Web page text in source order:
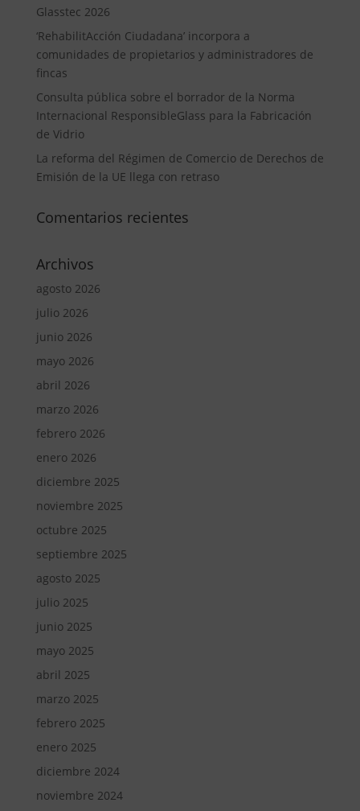
Glasstec 2026
‘RehabilitAcción Ciudadana’ incorpora a
comunidades de propietarios y administradores de
fincas
Consulta pública sobre el borrador de la Norma
Internacional ResponsibleGlass para la Fabricación
de Vidrio
La reforma del Régimen de Comercio de Derechos de
Emisión de la UE llega con retraso
Comentarios recientes
Archivos
agosto 2026
julio 2026
junio 2026
mayo 2026
abril 2026
marzo 2026
febrero 2026
enero 2026
diciembre 2025
noviembre 2025
octubre 2025
septiembre 2025
agosto 2025
julio 2025
junio 2025
mayo 2025
abril 2025
marzo 2025
febrero 2025
enero 2025
diciembre 2024
noviembre 2024